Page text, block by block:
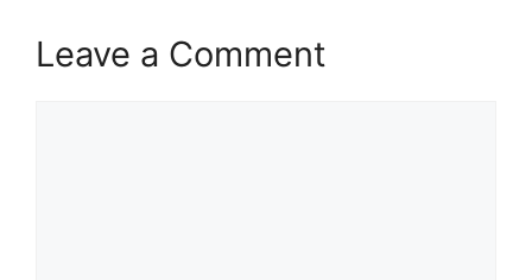
Leave a Comment